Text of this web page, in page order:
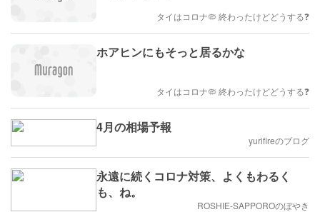
タイはコロナ🦠 終わったけどどうする❓
ホアヒンにもそっと居るかな
タイはコロナ🦠 終わったけどどうする❓
4月の相場予報
yurifireのブログ
永遠に続くコロナ対策、よくもわるく
も、ね。
ROSHIE-SAPPOROのぼやき